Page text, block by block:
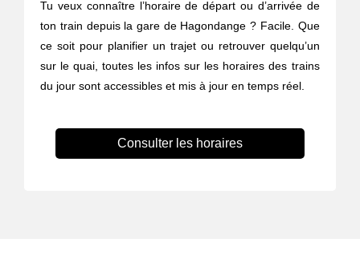
Tu veux connaître l’horaire de départ ou d’arrivée de
ton train depuis la gare de Hagondange ? Facile. Que
ce soit pour planifier un trajet ou retrouver quelqu’un
sur le quai, toutes les infos sur les horaires des trains
du jour sont accessibles et mis à jour en temps réel.
Consulter les horaires